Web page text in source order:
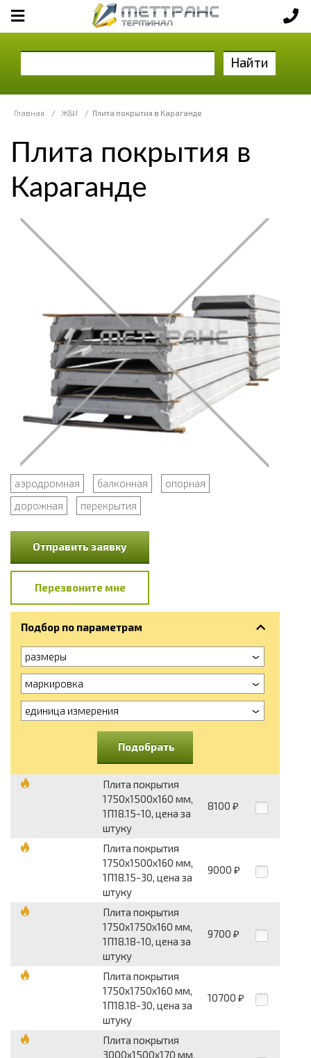
Найти
Главная / ЖБИ / Плита покрытия в Караганде
Плита покрытия в
Караганде
аэродромная балконная
опорная
дорожная
перекрытия
Отправить заявку
Перезвоните мне
Подбор по параметрам
размеры
маркировка
единица измерения
Подобрать
Плита покрытия
1750х1500х160 мм,
1П18.15-10, цена за
штуку
8100 ₽
Плита покрытия
1750х1500х160 мм,
1П18.15-30, цена за
штуку
9000 ₽
Плита покрытия
1750х1750х160 мм,
1П18.18-10, цена за
штуку
9700 ₽
Плита покрытия
1750х1750х160 мм,
1П18.18-30, цена за
штуку
10700 ₽
Плита покрытия
3000х1500х170 мм,